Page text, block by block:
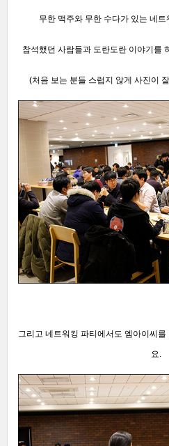
무한 맥주와 무한 수다가 있는 네트
참석했던 사람들과 도란도란 이야기를
(처음 보는 분들 스럽지 않게 사진이
그리고 네트워킹 파티에서도 엠아이씨를
요.